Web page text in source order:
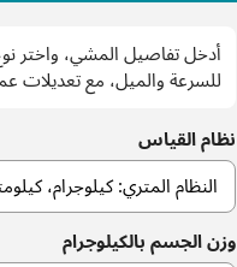
للسرعة والميل، مع تعديلات
نظام القياس
وزن الجسم بالكيلوجرام